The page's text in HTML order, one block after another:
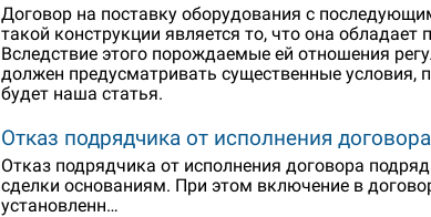
Договор на поставку оборудования с
такой конструкции является то, что она
Вследствие этого порождаемые ей отношения
должен предусматривать существенные условия,
будет наша статья.
Отказ подрядчика от исполнения
Отказ подрядчика от исполнения договора
сделки основаниям. При этом включение в
установленн…